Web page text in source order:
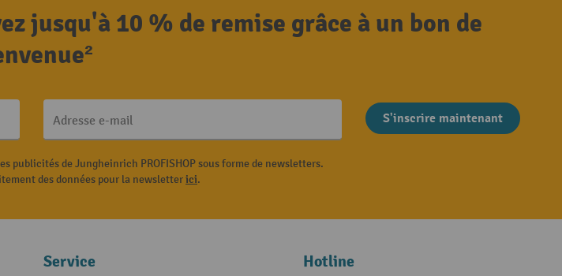
jusqu'à 10 % de remise grâce à un bon de
Adresse e-mail S'inscrire maintenant
publicités de Jungheinrich PROFISHOP sous forme de newsletters.
des données pour la newsletterici.
Service Hotline